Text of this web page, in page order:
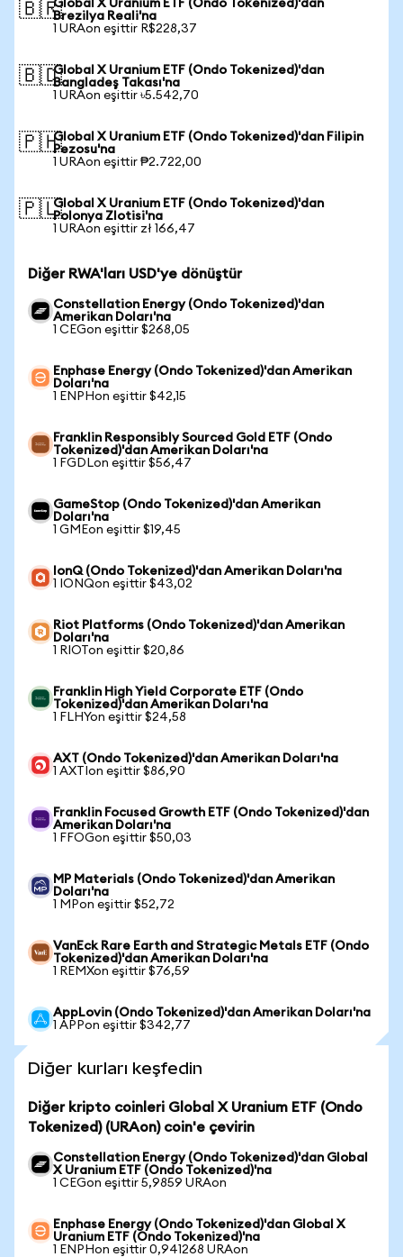
🇧🇷Global X Uranium ETF (Ondo Tokenized)'dan
Brezilya Reali'na
1 URAon eşittir R$228,37
🇧🇩Global X Uranium ETF (Ondo Tokenized)'dan
Bangladeş Takası'na
1 URAon eşittir ৳5.542,70
🇵🇭Global X Uranium ETF (Ondo Tokenized)'dan Filipin
Pezosu'na
1 URAon eşittir ₱2.722,00
🇵🇱Global X Uranium ETF (Ondo Tokenized)'dan
Polonya Zlotisi'na
1 URAon eşittir zł 166,47
Diğer RWA'ları USD'ye dönüştür
Constellation Energy (Ondo Tokenized)'dan
Amerikan Doları'na
1 CEGon eşittir $268,05
Enphase Energy (Ondo Tokenized)'dan Amerikan
Doları'na
1 ENPHon eşittir $42,15
Franklin Responsibly Sourced Gold ETF (Ondo
Tokenized)'dan Amerikan Doları'na
1 FGDLon eşittir $56,47
GameStop (Ondo Tokenized)'dan Amerikan
Doları'na
1 GMEon eşittir $19,45
IonQ (Ondo Tokenized)'dan Amerikan Doları'na
1 IONQon eşittir $43,02
Riot Platforms (Ondo Tokenized)'dan Amerikan
Doları'na
1 RIOTon eşittir $20,86
Franklin High Yield Corporate ETF (Ondo
Tokenized)'dan Amerikan Doları'na
1 FLHYon eşittir $24,58
AXT (Ondo Tokenized)'dan Amerikan Doları'na
1 AXTIon eşittir $86,90
Franklin Focused Growth ETF (Ondo Tokenized)'dan
Amerikan Doları'na
1 FFOGon eşittir $50,03
MP Materials (Ondo Tokenized)'dan Amerikan
Doları'na
1 MPon eşittir $52,72
VanEck Rare Earth and Strategic Metals ETF (Ondo
Tokenized)'dan Amerikan Doları'na
1 REMXon eşittir $76,59
AppLovin (Ondo Tokenized)'dan Amerikan Doları'na
1 APPon eşittir $342,77
Diğer kurları keşfedin
Diğer kripto coinleri Global X Uranium ETF (Ondo
Tokenized) (URAon) coin'e çevirin
Constellation Energy (Ondo Tokenized)'dan Global
X Uranium ETF (Ondo Tokenized)'na
1 CEGon eşittir 5,9859 URAon
Enphase Energy (Ondo Tokenized)'dan Global X
Uranium ETF (Ondo Tokenized)'na
1 ENPHon eşittir 0,941268 URAon